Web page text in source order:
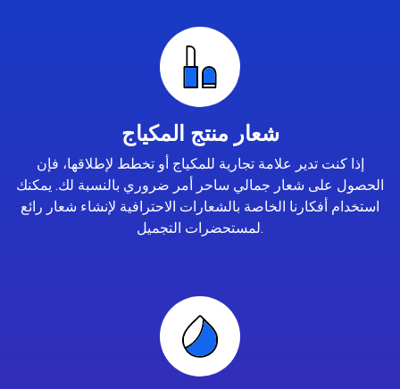
شعار منتج المكياج
إذا كنت تدير علامة تجارية للمكياج أو تخطط لإطلاقها، فإن
الحصول على شعار جمالي ساحر أمر ضروري بالنسبة لك. يمكنك
استخدام أفكارنا الخاصة بالشعارات الاحترافية لإنشاء شعار رائع
لمستحضرات التجميل.